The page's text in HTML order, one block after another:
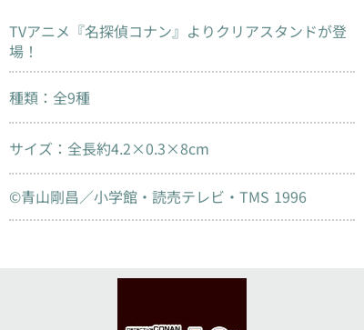
TVアニメ『名探偵コナン』よりクリアスタンドが登
場！
種類：全9種
サイズ：全長約4.2×0.3×8cm
©青山剛昌／小学館・読売テレビ・TMS 1996